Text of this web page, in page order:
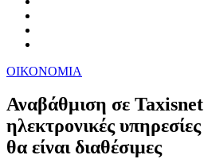
ΟΙΚΟΝΟΜΙΑ
Αναβάθμιση σε Taxisnet
ηλεκτρονικές
θα είναι διαθέσιμες